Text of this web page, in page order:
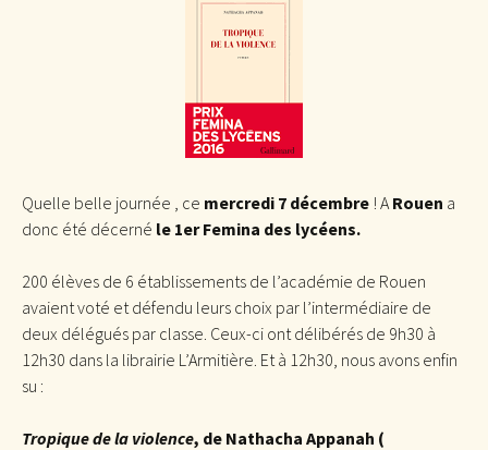
Quelle belle journée , ce mercredi 7 décembre ! A Rouen a
donc été décerné le 1er Femina des lycéens.
200 élèves de 6 établissements de l’académie de Rouen
avaient voté et défendu leurs choix par l’intermédiaire de
deux délégués par classe. Ceux-ci ont délibérés de 9h30 à
12h30 dans la librairie L’Armitière. Et à 12h30, nous avons enfin
su :
Tropique de la violence, de Nathacha Appanah (